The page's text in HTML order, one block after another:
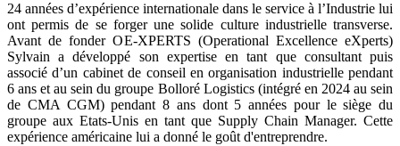
24 années d’expérience internationale dans le service à l’Industrie lui
ont permis de se forger une solide culture industrielle transverse.
Avant de fonder OE-XPERTS (Operational Excellence eXperts)
Sylvain a développé son expertise en tant que consultant puis
associé d’un cabinet de conseil en organisation industrielle pendant
6 ans et au sein du groupe Bolloré Logistics (intégré en 2024 au sein
de CMA CGM) pendant 8 ans dont 5 années pour le siège du
groupe aux Etats-Unis en tant que Supply Chain Manager. Cette
expérience américaine lui a donné le goût d'entreprendre.